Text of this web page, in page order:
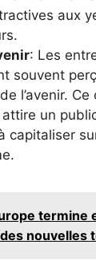
aux
: Les
souvent
l’avenir. Ce
un
capitaliser
termine
nouvelles